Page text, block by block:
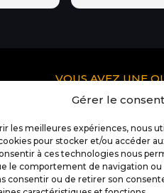
Gérer le
les meilleures expériences, nous
pour stocker et/ou accéder
à ces technologies nous
le comportement de navigation ou
consentir ou de retirer son
VOUS AVEZ UNE
Pour tous
de Docteur IT Ibos:
Contactez nous